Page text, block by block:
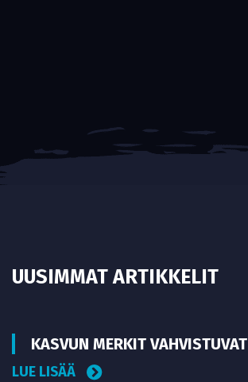
UUSIMMAT ARTIKKELIT
KASVUN MERKIT VAHVISTUVAT
LUE LISÄÄ